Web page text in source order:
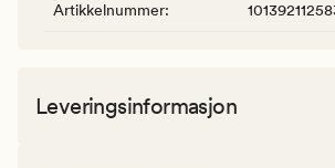
Artikkelnummer:
Leveringsinformasjon